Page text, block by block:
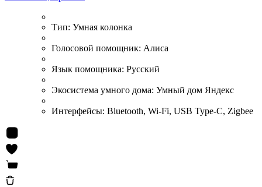
Тип: Умная колонка
Голосовой помощник: Алиса
Язык помощника: Русский
Экосистема умного дома: Умный дом Яндекс
Интерфейсы: Bluetooth, Wi-Fi, USB Type-C, Zigbee